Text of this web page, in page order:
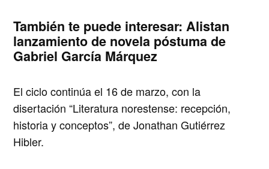
También te puede interesar:Alistan
lanzamiento de novela póstuma de
Gabriel García Márquez
El ciclo continúa el 16 de marzo, con la
disertación “Literatura norestense: recepción,
historia y conceptos”, de Jonathan Gutiérrez
Hibler.